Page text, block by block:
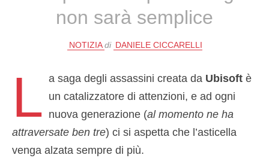
non sarà semplice
NOTIZIA di DANIELE CICCARELLI
L a saga degli assassini creata da Ubisoft è
un catalizzatore di attenzioni, e ad ogni
nuova generazione (al momento ne ha
attraversate ben tre) ci si aspetta che l’asticella
venga alzata sempre di più.